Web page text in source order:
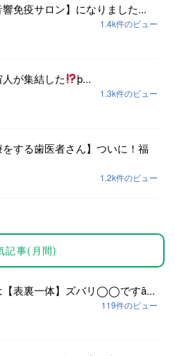
免疫サロン】になりました...
1.4k件のビュー
が集結した þ...
1.3k件のビュー
をする歯医者さん】ついに！福
1.2k件のビュー
記事(月間)
【表裏一体】ズバリ◯◯ですȃ...
119件のビュー